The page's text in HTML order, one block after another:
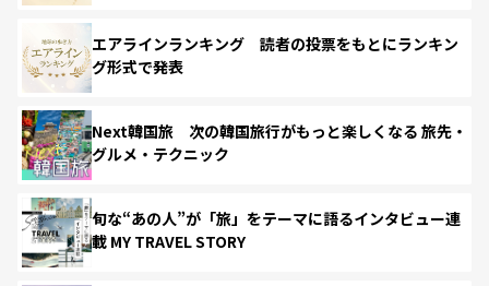
エアラインランキング 読者の投票をもとにランキン
グ形式で発表
Next韓国旅 次の韓国旅行がもっと楽しくなる 旅先・
グルメ・テクニック
旬な“あの人”が「旅」をテーマに語るインタビュー連
載 MY TRAVEL STORY